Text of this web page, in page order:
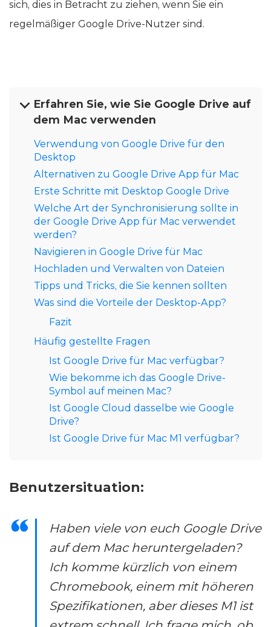
sich, dies in Betracht zu ziehen, wenn Sie ein
regelmäßiger Google Drive-Nutzer sind.
Erfahren Sie, wie Sie Google Drive auf
dem Mac verwenden
Verwendung von Google Drive für den
Desktop
Alternativen zu Google Drive App für Mac
Erste Schritte mit Desktop Google Drive
Welche Art der Synchronisierung sollte in
der Google Drive App für Mac verwendet
werden?
Navigieren in Google Drive für Mac
Hochladen und Verwalten von Dateien
Tipps und Tricks, die Sie kennen sollten
Was sind die Vorteile der Desktop-App?
Fazit
Häufig gestellte Fragen
Ist Google Drive für Mac verfügbar?
Wie bekomme ich das Google Drive-
Symbol auf meinen Mac?
Ist Google Cloud dasselbe wie Google
Drive?
Ist Google Drive für Mac M1 verfügbar?
Benutzersituation:
Haben viele von euch Google Drive
auf dem Mac heruntergeladen?
Ich komme kürzlich von einem
Chromebook, einem mit höheren
Spezifikationen, aber dieses M1 ist